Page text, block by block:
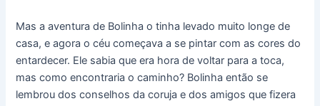
Mas a aventura de Bolinha o tinha levado muito longe de
casa, e agora o céu começava a se pintar com as cores do
entardecer. Ele sabia que era hora de voltar para a toca,
mas como encontraria o caminho? Bolinha então se
lembrou dos conselhos da coruja e dos amigos que fizera